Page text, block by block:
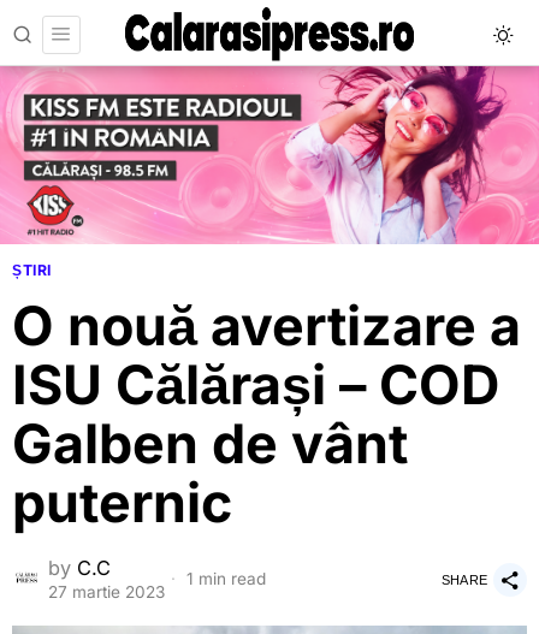
ȘTIRI
O nouă avertizare a
ISU Călărași – COD
Galben de vânt
puternic
by C.C
27 martie 2023
1 min read SHARE